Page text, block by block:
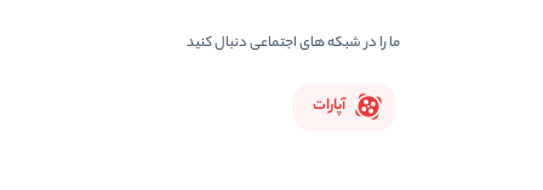
ما را در شبکه های اجتماعی دنبال کنید
آپارات